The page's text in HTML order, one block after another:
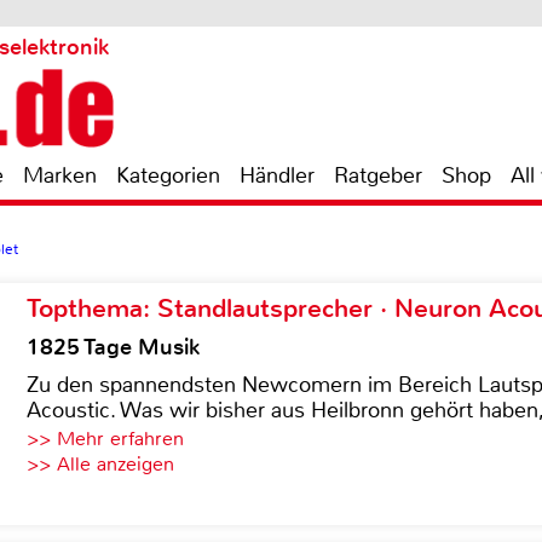
Marken Kategorien Händler Ratgeber Shop All
Topthema: Standlautsprecher · Neuron
1825 Tage Musik
Zu den spannendsten Newcomern im Bereich
Acoustic. Was wir bisher aus Heilbronn gehört
>> Mehr erfahren
>> Alle anzeigen